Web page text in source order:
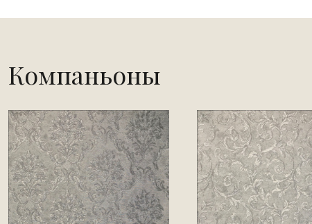
Компаньоны